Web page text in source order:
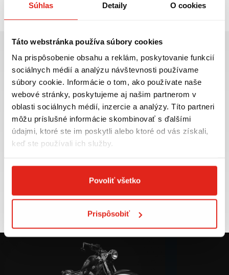
Súhlas Detaily O cookies
Táto webstránka používa súbory cookies
Na prispôsobenie obsahu a reklám, poskytovanie funkcií
sociálnych médií a analýzu návštevnosti používame
súbory cookie. Informácie o tom, ako používate naše
webové stránky, poskytujeme aj našim partnerom v
oblasti sociálnych médií, inzercie a analýzy. Títo partneri
môžu príslušné informácie skombinovať s ďalšími
údajmi, ktoré ste im poskytli alebo ktoré od vás získali,
keď ste používali ich služby.
Povoliť všetko
Prispôsobiť
Najväčší výber moto
príslušenstva ihneď k
odberu
Doprava ZADARMO pre
objednávky nad 50€ v rámci
SR